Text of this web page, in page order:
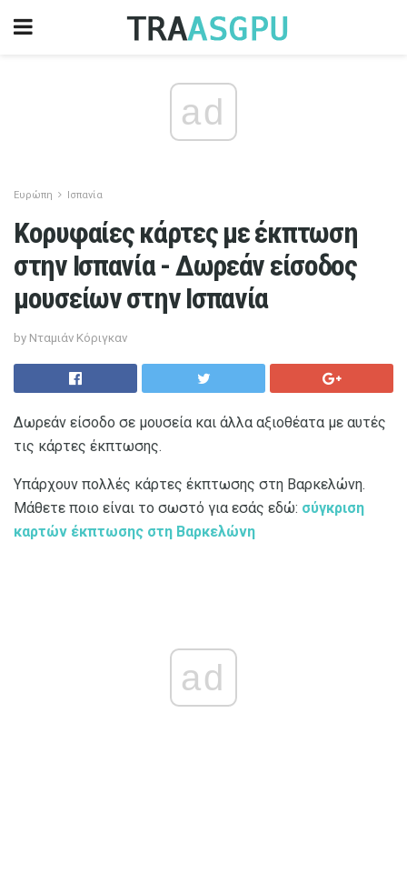
ad
Ευρώπη Ισπανία
Κορυφαίες κάρτες με έκπτωση
στην Ισπανία - Δωρεάν είσοδος
μουσείων στην Ισπανία
by Νταμιάν Κόριγκαν
Δωρεάν είσοδο σε μουσεία και άλλα αξιοθέατα με αυτές
τις κάρτες έκπτωσης.
Υπάρχουν πολλές κάρτες έκπτωσης στη Βαρκελώνη.
Μάθετε ποιο είναι το σωστό για εσάς εδώ: σύγκριση
καρτών έκπτωσης στη Βαρκελώνη
ad